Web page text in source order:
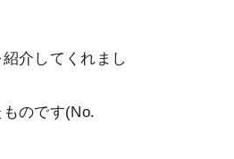
介してくれまし
のです(No.